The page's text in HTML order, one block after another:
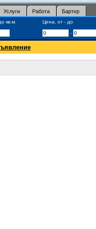
Услуги Работа Бартер
кв.м. Цена, от - до
-